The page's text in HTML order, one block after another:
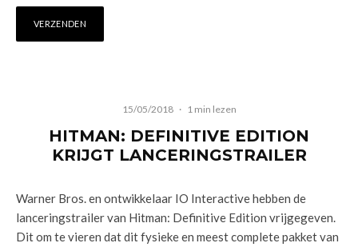
15/05/2018 · 1 min lezen
HITMAN: DEFINITIVE EDITION
KRIJGT LANCERINGSTRAILER
Warner Bros. en ontwikkelaar IO Interactive hebben de
lanceringstrailer van Hitman: Definitive Edition vrijgegeven.
Dit om te vieren dat dit fysieke en meest complete pakket van